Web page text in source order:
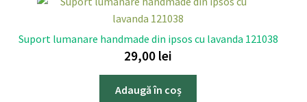
Suport lumanare handmade din ipsos cu lavanda 121038
29,00 lei
Adaugă în coș